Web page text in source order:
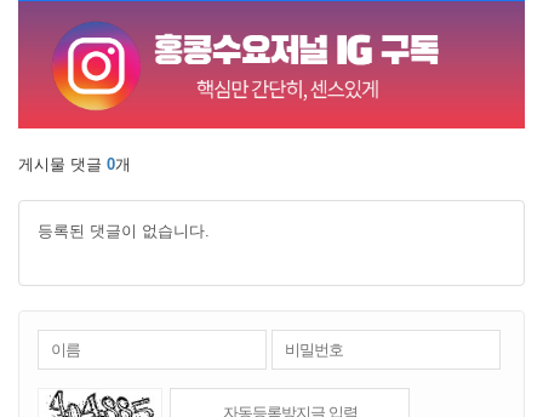
게시물 댓글 0개
등록된 댓글이 없습니다.